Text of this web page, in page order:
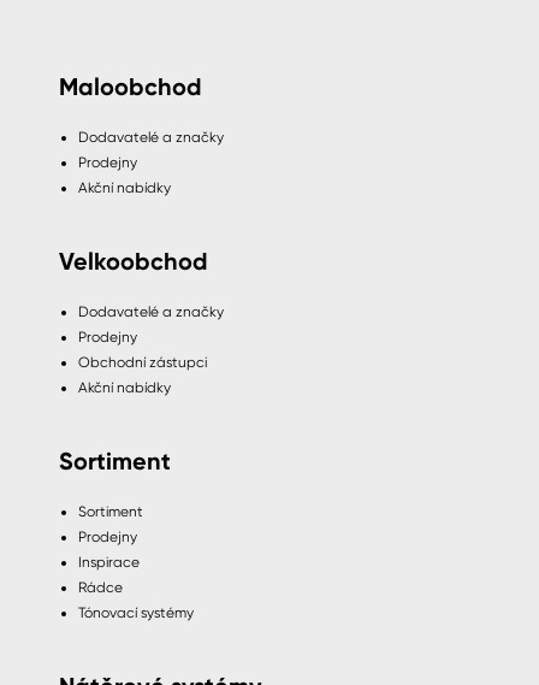
Maloobchod
Dodavatelé a značky
Prodejny
Akční nabídky
Velkoobchod
Dodavatelé a značky
Prodejny
Obchodní zástupci
Akční nabídky
Sortiment
Sortiment
Prodejny
Inspirace
Rádce
Tónovací systémy